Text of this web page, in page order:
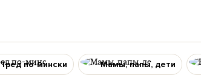
Тред по-мински Мамы, папы, дети